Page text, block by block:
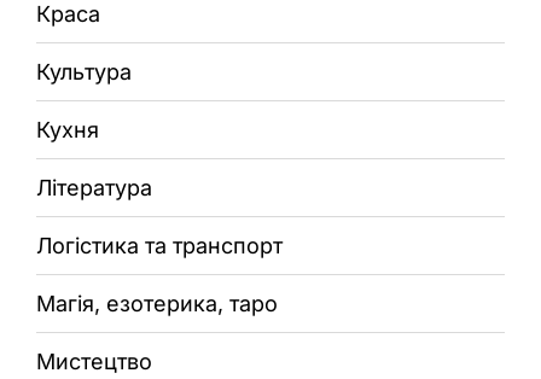
Краса
Культура
Кухня
Література
Логістика та транспорт
Магія, езотерика, таро
Мистецтво